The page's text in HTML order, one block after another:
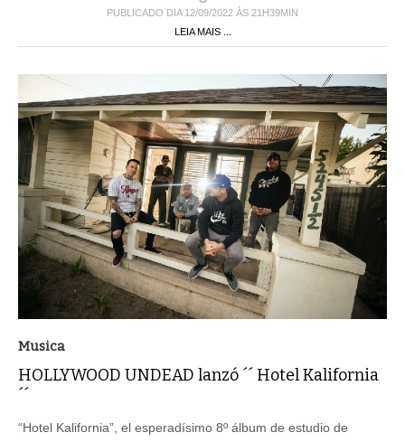
PUBLICADO DIA 12/09/2022 ÀS 21H39MIN
LEIA MAIS ...
Musica
HOLLYWOOD UNDEAD lanzó ´´ Hotel Kalifornia
´´
“Hotel Kalifornia”, el esperadísimo 8º álbum de estudio de